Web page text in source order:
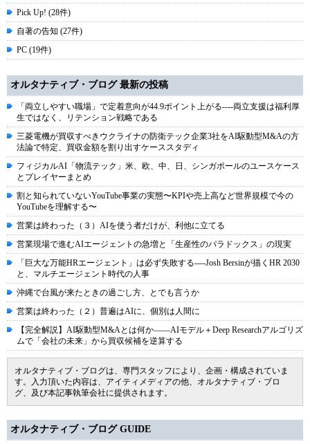
Pick Up! (28件)
自著の告知 (27件)
PC (19件)
オルタナティブ・ブログ 最新の投稿
「両立しやすい職場」で定着意向が44.9ポイント上がる----両立支援は福利厚
生ではなく、リテンション戦略である
三菱電機が買収すべきウクライナの防衛テック企業3社をAI駆動型M&Aの方
法論で特定、買収金額を割り出すケーススタディ
フィジカルAI「物流テック」米、欧、中、日、シンガポールのユースケース
とプレイヤーまとめ
割と知られていないYouTube事業の実態〜KPIや売上高など世界規模で今の
YouTubeを理解する〜
営業は終わった（３）AIを使う者だけが、利他に立てる
営業現場で進むAIエージェントの急増と「生産性のパラドックス」の現実
「巨大な万能HRエージェント」は必ず失敗する----Josh Bersinが描くHR 2030
と、マルチエージェント時代の人事
沖縄で台風が来たときの過ごし方、とでも言うか
営業は終わった（２）普遍はAIに、個別は人間に
【完全解説】AI駆動型M&Aとは何か――AIモデル＋Deep Researchアルゴリズ
ムで「会社の未来」から買収候補を逆算する
オルタナティブ・ブログは、専門スタッフにより、企画・構成されていま
す。入力頂いた内容は、アイティメディアの他、オルタナティブ・ブロ
グ、及び本記事執筆会社に提供されます。
オルタナティブ・ブログ GUIDE